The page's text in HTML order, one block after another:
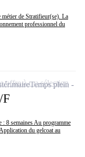
de Stratifieur(se). La
professionnel du
F
8 semaines Au programme
du gelcoat au
Temps plein
offre à ma sélection